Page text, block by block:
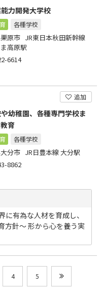
力開発大学校
各種学校
原市 JR東日本秋田新幹線
高原駅
6614
追加
幼稚園、各種専門学校ま
育
各種学校
分市 JR日豊本線 大分駅
8862
有為な人材を育成し、
方針～ 形から心を養う実
4 5